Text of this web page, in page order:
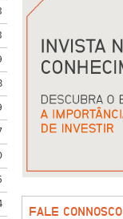
FALE CONNOSCO